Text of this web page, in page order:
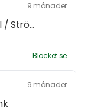
9 månader
Strö...
Blocket.se
9 månader